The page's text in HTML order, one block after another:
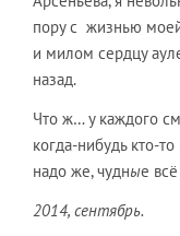
пору с жизнью
и милом сердцу
назад.
Что ж… у каждого
когда-нибудь кто-
надо же, чудные
2014, сентябрь.